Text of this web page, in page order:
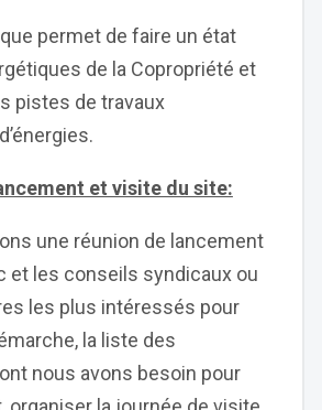
permet de faire un état
de la Copropriété et
pistes de travaux
et visite du site:
une réunion de lancement
et les conseils syndicaux ou
les plus intéressés pour
la liste des
nous avons besoin pour